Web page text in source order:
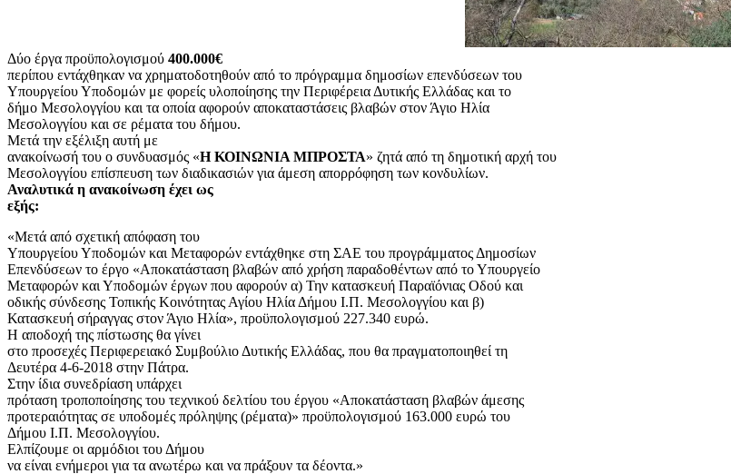
Δύο έργα προϋπολογισμού 400.000€
περίπου εντάχθηκαν να χρηματοδοτηθούν από το πρόγραμμα δημοσίων επενδύσεων του
Υπουργείου Υποδομών με φορείς υλοποίησης την Περιφέρεια Δυτικής Ελλάδας και το
δήμο Μεσολογγίου και τα οποία αφορούν αποκαταστάσεις βλαβών στον Άγιο Ηλία
Μεσολογγίου και σε ρέματα του δήμου.
Μετά την εξέλιξη αυτή με
ανακοίνωσή του ο συνδυασμός «Η ΚΟΙΝΩΝΙΑ ΜΠΡΟΣΤΑ» ζητά από τη δημοτική αρχή του
Μεσολογγίου επίσπευση των διαδικασιών για άμεση απορρόφηση των κονδυλίων.
Αναλυτικά η ανακοίνωση έχει ως
εξής:
«Μετά από σχετική απόφαση του
Υπουργείου Υποδομών και Μεταφορών εντάχθηκε στη ΣΑΕ του προγράμματος Δημοσίων
Επενδύσεων το έργο «Αποκατάσταση βλαβών από χρήση παραδοθέντων από το Υπουργείο
Μεταφορών και Υποδομών έργων που αφορούν α) Την κατασκευή Παραϊόνιας Οδού και
οδικής σύνδεσης Τοπικής Κοινότητας Αγίου Ηλία Δήμου Ι.Π. Μεσολογγίου και β)
Κατασκευή σήραγγας στον Άγιο Ηλία», προϋπολογισμού 227.340 ευρώ.
Η αποδοχή της πίστωσης θα γίνει
στο προσεχές Περιφερειακό Συμβούλιο Δυτικής Ελλάδας, που θα πραγματοποιηθεί τη
Δευτέρα 4-6-2018 στην Πάτρα.
Στην ίδια συνεδρίαση υπάρχει
πρόταση τροποποίησης του τεχνικού δελτίου του έργου «Αποκατάσταση βλαβών άμεσης
προτεραιότητας σε υποδομές πρόληψης (ρέματα)» προϋπολογισμού 163.000 ευρώ του
Δήμου Ι.Π. Μεσολογγίου.
Ελπίζουμε οι αρμόδιοι του Δήμου
να είναι ενήμεροι για τα ανωτέρω και να πράξουν τα δέοντα.»